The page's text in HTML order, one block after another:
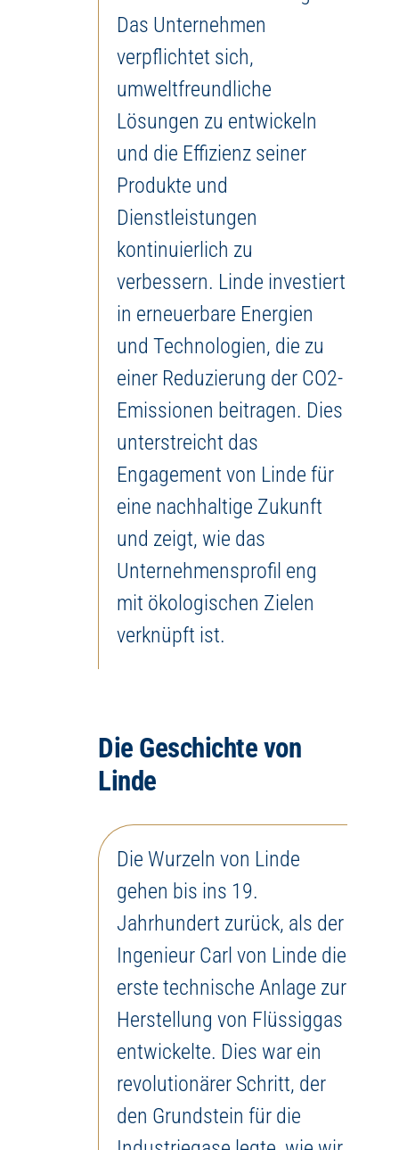
Das Unternehmen
verpflichtet sich,
umweltfreundliche
Lösungen zu entwickeln
und die Effizienz seiner
Produkte und
Dienstleistungen
kontinuierlich zu
verbessern. Linde investiert
in erneuerbare Energien
und Technologien, die zu
einer Reduzierung der CO2-
Emissionen beitragen. Dies
unterstreicht das
Engagement von Linde für
eine nachhaltige Zukunft
und zeigt, wie das
Unternehmensprofil eng
mit ökologischen Zielen
verknüpft ist.
Die Geschichte von
Linde
Die Wurzeln von Linde
gehen bis ins 19.
Jahrhundert zurück, als der
Ingenieur Carl von Linde die
erste technische Anlage zur
Herstellung von Flüssiggas
entwickelte. Dies war ein
revolutionärer Schritt, der
den Grundstein für die